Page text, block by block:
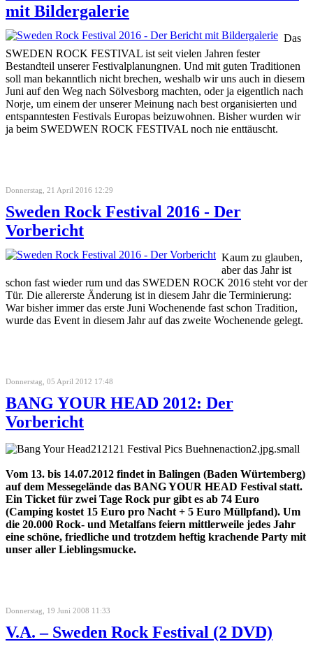
mit Bildergalerie
Das
SWEDEN ROCK FESTIVAL ist seit vielen Jahren fester
Bestandteil unserer Festivalplanungnen. Und mit guten Traditionen
soll man bekanntlich nicht brechen, weshalb wir uns auch in diesem
Juni auf den Weg nach Sölvesborg machten, oder ja eigentlich nach
Norje, um einem der unserer Meinung nach best organisierten und
entspanntesten Festivals Europas beizuwohnen. Bisher wurden wir
ja beim SWEDWEN ROCK FESTIVAL noch nie enttäuscht.
Donnerstag, 21 April 2016 12:29
Sweden Rock Festival 2016 - Der
Vorbericht
Kaum zu glauben,
aber das Jahr ist
schon fast wieder rum und das SWEDEN ROCK 2016 steht vor der
Tür. Die allererste Änderung ist in diesem Jahr die Terminierung:
War bisher immer das erste Juni Wochenende fast schon Tradition,
wurde das Event in diesem Jahr auf das zweite Wochenende gelegt.
Donnerstag, 05 April 2012 17:48
BANG YOUR HEAD 2012: Der
Vorbericht
Vom 13. bis 14.07.2012 findet in Balingen (Baden Würtemberg)
auf dem Messegelände das BANG YOUR HEAD Festival statt.
Ein Ticket für zwei Tage Rock pur gibt es ab 74 Euro
(Camping kostet 15 Euro pro Nacht + 5 Euro Müllpfand). Um
die 20.000 Rock- und Metalfans feiern mittlerweile jedes Jahr
eine schöne, friedliche und trotzdem heftig krachende Party mit
unser aller Lieblingsmucke.
Donnerstag, 19 Juni 2008 11:33
V.A. – Sweden Rock Festival (2 DVD)